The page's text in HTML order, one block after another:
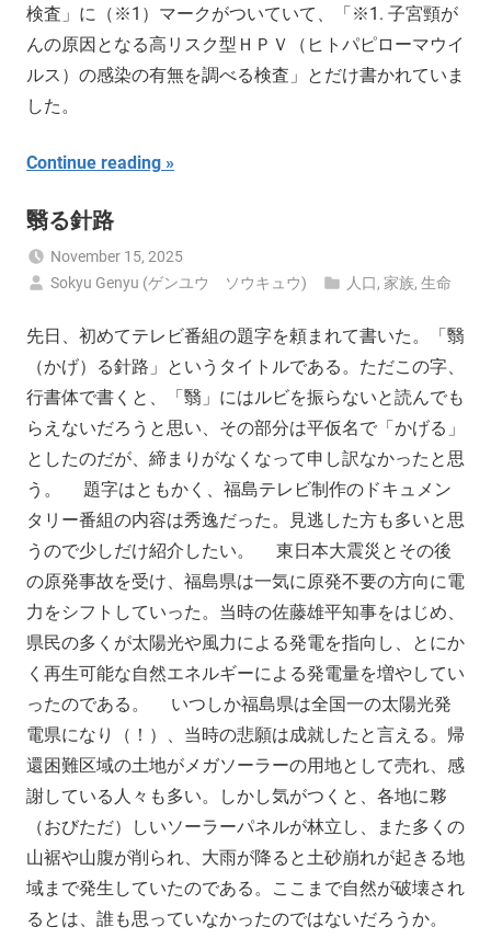
検査」に（※1）マークがついていて、「※1. 子宮頸が
んの原因となる高リスク型ＨＰＶ（ヒトパピローマウイ
ルス）の感染の有無を調べる検査」とだけ書かれていま
した。
Continue reading
翳る針路
November 15, 2025
Sokyu Genyu (ゲンユウ ソウキュウ)
人口,家族,生命
先日、初めてテレビ番組の題字を頼まれて書いた。「翳
（かげ）る針路」というタイトルである。ただこの字、
行書体で書くと、「翳」にはルビを振らないと読んでも
らえないだろうと思い、その部分は平仮名で「かげる」
としたのだが、締まりがなくなって申し訳なかったと思
う。 題字はともかく、福島テレビ制作のドキュメン
タリー番組の内容は秀逸だった。見逃した方も多いと思
うので少しだけ紹介したい。 東日本大震災とその後
の原発事故を受け、福島県は一気に原発不要の方向に電
力をシフトしていった。当時の佐藤雄平知事をはじめ、
県民の多くが太陽光や風力による発電を指向し、とにか
く再生可能な自然エネルギーによる発電量を増やしてい
ったのである。 いつしか福島県は全国一の太陽光発
電県になり（！）、当時の悲願は成就したと言える。帰
還困難区域の土地がメガソーラーの用地として売れ、感
謝している人々も多い。しかし気がつくと、各地に夥
（おびただ）しいソーラーパネルが林立し、また多くの
山裾や山腹が削られ、大雨が降ると土砂崩れが起きる地
域まで発生していたのである。ここまで自然が破壊され
るとは、誰も思っていなかったのではないだろうか。